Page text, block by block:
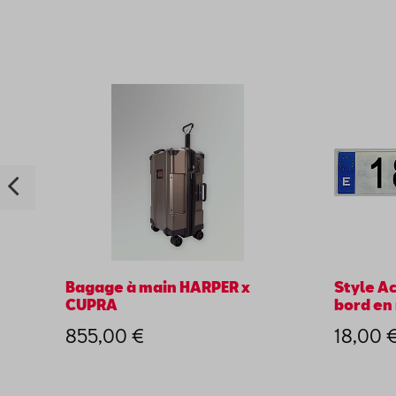
Bagage à main HARPER x
CUPRA
855,00 €
Style
bord
18,00